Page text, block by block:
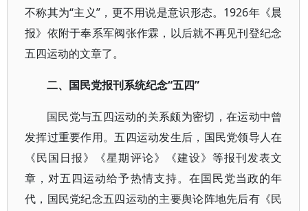
不称其为“主义”，更不用说是意识形态。1926年《晨
报》依附于奉系军阀张作霖，以后就不再见刊登纪念
五四运动的文章了。
二、国民党报刊系统纪念“五四”
国民党与五四运动的关系颇为密切，在运动中曾
发挥过重要作用。五四运动发生后，国民党领导人在
《民国日报》《星期评论》《建设》等报刊发表文
章，对五四运动给予热情支持。在国民党当政的年
代，国民党纪念五四运动的主要舆论阵地先后有《民